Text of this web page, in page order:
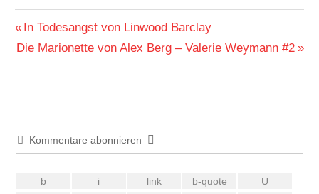
Beitragsnavigation
Vorheriger
Beitrag:
In Todesangst von Linwood Barclay
Nächster
Die Marionette von Alex Berg – Valerie Weymann #2
Kommentare abonnieren